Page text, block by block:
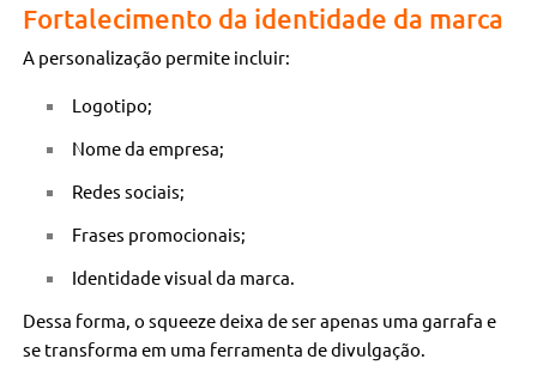
Fortalecimento da identidade da marca
A personalização permite incluir:
Logotipo;
Nome da empresa;
Redes sociais;
Frases promocionais;
Identidade visual da marca.
Dessa forma, o squeeze deixa de ser apenas uma garrafa e
se transforma em uma ferramenta de divulgação.